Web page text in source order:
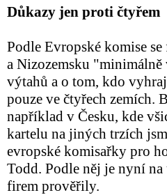
Důkazy jen proti čtyřem
Podle Evropské komise
a Nizozemsku
výtahů a o tom, kdo
pouze ve čtyřech zemích.
například v Česku, kde
kartelu na jiných trzích
evropské komisařky pro
Todd. Podle něj je nyní
firem prověřily.